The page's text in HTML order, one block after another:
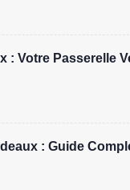
: Votre Passerelle
: Guide